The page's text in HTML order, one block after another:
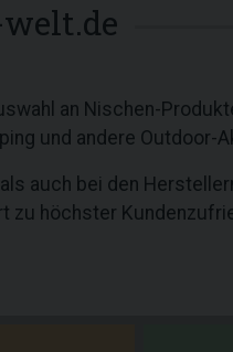
an Nischen-
und andere Outdoor-
auch bei den
zu höchster